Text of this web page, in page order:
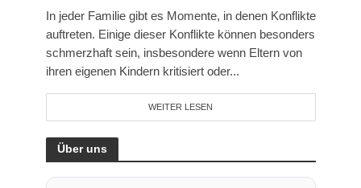
In jeder Familie gibt es Momente, in denen Konflikte
auftreten. Einige dieser Konflikte können besonders
schmerzhaft sein, insbesondere wenn Eltern von
ihren eigenen Kindern kritisiert oder...
WEITER LESEN
Über uns